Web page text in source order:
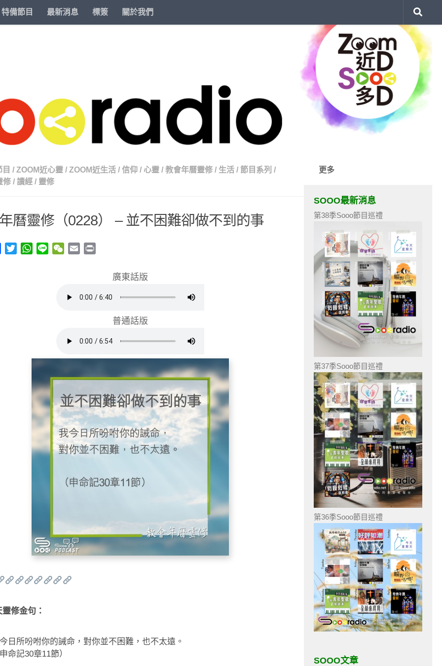
特備節目 最新消息 標簽 關於我們
/ ZOOM近心靈 / ZOOM近生活 / 信仰 / 心靈 / 教會年曆靈修 / 生活 / 節目系列 /
修 / 讀經 / 靈修
曆靈修（0228） – 並不困難卻做不到的事
Facebook
TwitterWhatsApp
Line WeChat
Email
廣東話版
普通話版
修金句：
日所吩咐你的誡命，對你並不困難，也不太遠。
命記30章11節）
更多
SOOO最新消息
第38季Sooo節目巡禮
第37季Sooo節目巡禮
第36季Sooo節目巡禮
SOOO文章